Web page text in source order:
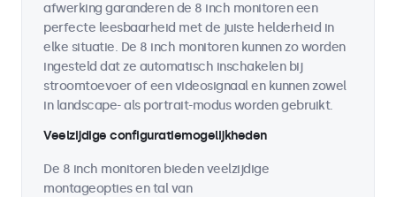
afwerking garanderen de 8 inch monitoren een
perfecte leesbaarheid met de juiste helderheid in
elke situatie. De 8 inch monitoren kunnen zo worden
ingesteld dat ze automatisch inschakelen bij
stroomtoevoer of een videosignaal en kunnen zowel
in landscape- als portrait-modus worden gebruikt.
Veelzijdige configuratiemogelijkheden
De 8 inch monitoren bieden veelzijdige
montageopties en tal van